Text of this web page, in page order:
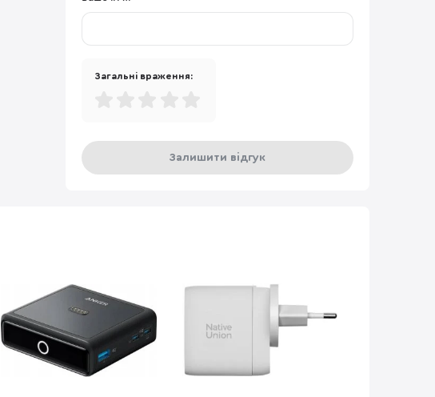
Загальні враження:
Залишити відгук